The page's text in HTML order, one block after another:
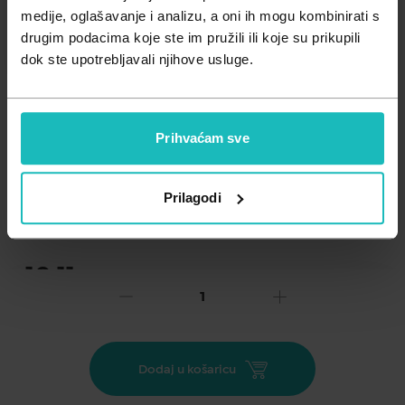
medije, oglašavanje i analizu, a oni ih mogu kombinirati s
drugim podacima koje ste im pružili ili koje su prikupili
dok ste upotrebljavali njihove usluge.
Prihvaćam sve
Prilagodi
Zdravlje muškarca
Zdravlje žene
Minerali
Probiotici i prebiotici
Važna obavijest prema Zakonu o zaštiti potrošača..
10,11
ORIGINALNA ŠVEDSKA GRENČICA,tekućina(dodatak
prehrani). Proizvedena od odabranog ljekovitog bilja prema
Dodaj u košaricu